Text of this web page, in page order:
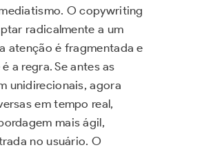
O copywriting
radicalmente a um
atenção é fragmentada e
a regra. Se antes as
unidirecionais, agora
em tempo real,
mais ágil,
no usuário. O